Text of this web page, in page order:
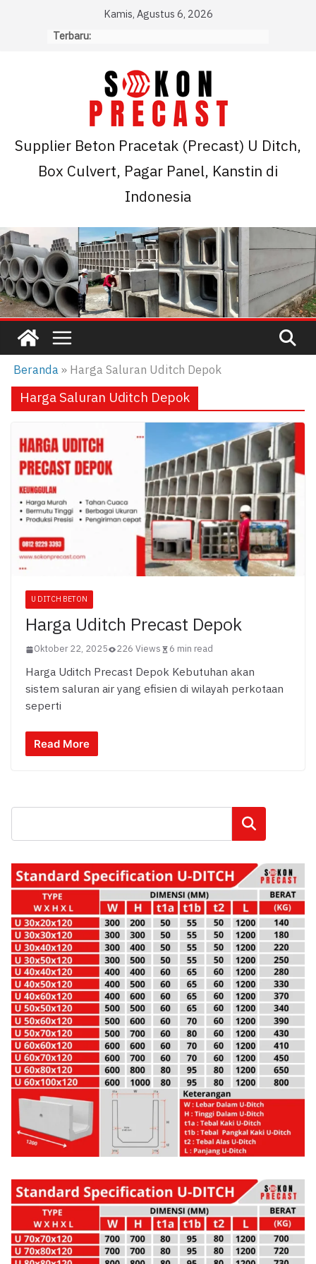
Kamis, Agustus 6, 2026
Terbaru:
Supplier Beton Pracetak (Precast) U Ditch,
Box Culvert, Pagar Panel, Kanstin di
Indonesia
Beranda» Harga Saluran Uditch Depok
Harga Saluran Uditch Depok
U DITCH BETON
Harga Uditch Precast Depok
Oktober 22, 2025 226 Views 6 min read
Harga Uditch Precast Depok Kebutuhan akan
sistem saluran air yang efisien di wilayah perkotaan
seperti
Read More
Cari